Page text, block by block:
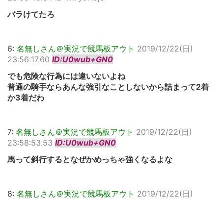
バラけてたろ
6: 名無しさん＠実況で競馬板アウト 2019/12/22(日)
23:56:17.60 ID:U0wub+GN0
でも危険な行為には違いないよね
普通の騎手ならあんな強引なことしないから詰まって2着
か3着だわ
7: 名無しさん＠実況で競馬板アウト 2019/12/22(日)
23:58:53.53 ID:U0wub+GN0
馬って斜行するとなぜかめっちゃ強くなるよな
8: 名無しさん＠実況で競馬板アウト 2019/12/22(日)